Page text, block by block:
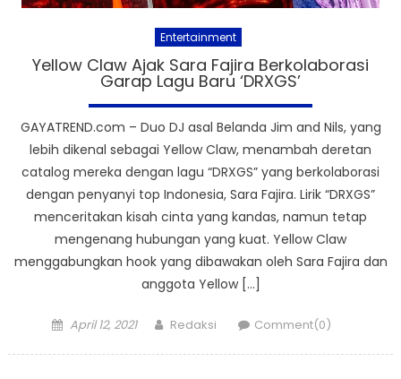
Entertainment
Yellow Claw Ajak Sara Fajira Berkolaborasi
Garap Lagu Baru ‘DRXGS’
GAYATREND.com – Duo DJ asal Belanda Jim and Nils, yang
lebih dikenal sebagai Yellow Claw, menambah deretan
catalog mereka dengan lagu “DRXGS” yang berkolaborasi
dengan penyanyi top Indonesia, Sara Fajira. Lirik “DRXGS”
menceritakan kisah cinta yang kandas, namun tetap
mengenang hubungan yang kuat. Yellow Claw
menggabungkan hook yang dibawakan oleh Sara Fajira dan
anggota Yellow […]
Posted
April 12, 2021 Author
Redaksi Comment(0)